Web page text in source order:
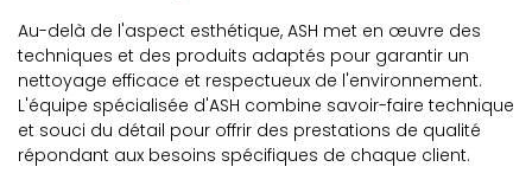
Au-delà de l'aspect esthétique, ASH met en œuvre des
techniques et des produits adaptés pour garantir un
nettoyage efficace et respectueux de l'environnement.
L'équipe spécialisée d'ASH combine savoir-faire technique
et souci du détail pour offrir des prestations de qualité
répondant aux besoins spécifiques de chaque client.